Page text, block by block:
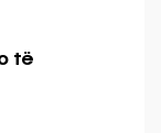
të